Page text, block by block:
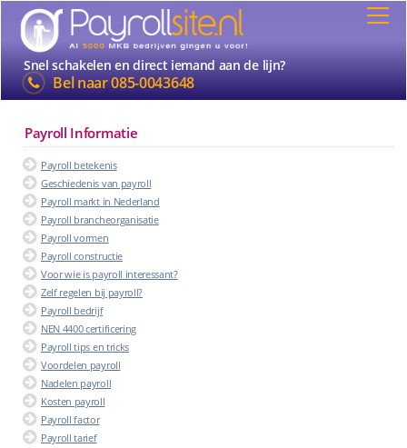
Snel schakelen en direct iemand aan de lijn?
Bel naar085-0043648
Payroll Informatie
Payroll betekenis
Geschiedenis van payroll
Payroll markt in Nederland
Payroll brancheorganisatie
Payroll vormen
Payroll constructie
Voor wie is payroll interessant?
Zelf regelen bij payroll?
Payroll bedrijf
NEN 4400 certificering
Payroll tips en tricks
Voordelen payroll
Nadelen payroll
Kosten payroll
Payroll factor
Payroll tarief